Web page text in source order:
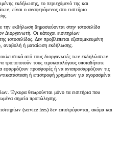
εκδήλωσης, το περιεχόμενό της και
είναι ο αναφερόμενος στο εισιτήριο
την εκδήλωση δημοσιεύονται στην ιστοσελίδα
Διοργανωτή. Οι κάτοχοι εισιτηρίων
ιστοσελίδας. Δεν προβλέπεται εξατομικευμένη
αναβολή ή ματαίωση εκδήλωσης.
από τους διοργανωτές των εκδηλώσεων.
τροποποιούν τους τιμοκαταλόγους οποιαδήποτε
εφαρμόζουν προσφορές ή να αναπροσαρμόζουν τις
ή επιστροφή χρημάτων για αγορασμένα
Έγκυρα θεωρούνται μόνο τα εισιτήρια που
σημεία προπώλησης.
(service fees) δεν επιστρέφονται, ακόμα και